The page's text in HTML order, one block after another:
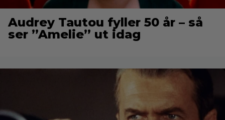
Audrey Tautou fyller 50 år – så
ser ”Amelie” ut idag